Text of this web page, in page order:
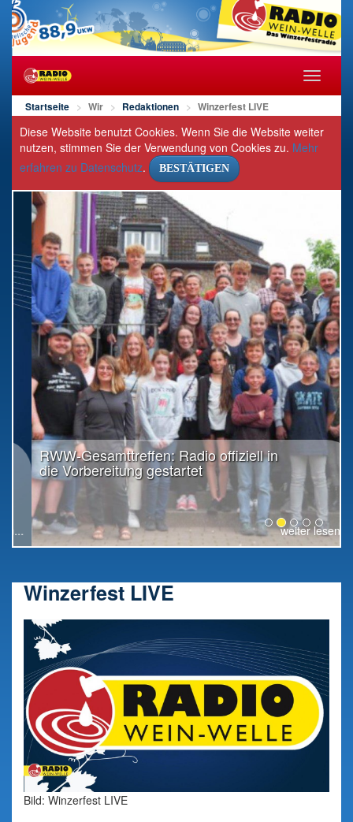
öffnen/
Startseite Wir Redaktionen Winzerfest LIVE
Diese Website benutzt Cookies. Wenn Sie die Website weiter
nutzen, stimmen Sie der Verwendung von Cookies zu. Mehr
erfahren zu Datenschutz. BESTÄTIGEN
RWW-Gesamttreffen: Radio offiziell in
die Vorbereitung gestartet
weiter lesen...
Winzerfest LIVE
Bild: Winzerfest LIVE